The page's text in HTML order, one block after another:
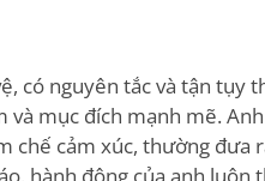
có nguyên tắc và tận tụy
và mục đích mạnh mẽ.
chế cảm xúc, thường đưa